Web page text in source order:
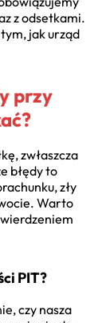
z odsetkami.
jak urząd
przy
zwłaszcza
błędy to
zły
Warto
PIT?
czy nasza